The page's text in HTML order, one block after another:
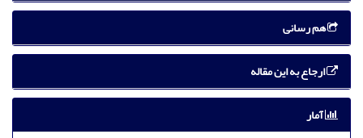
هم رسانی
ارجاع به این مقاله
آمار